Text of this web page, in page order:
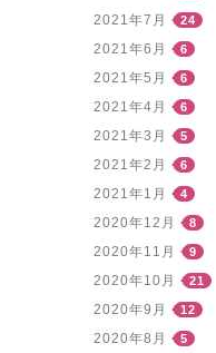
2021年7月 24
2021年6月 6
2021年5月 6
2021年4月 6
2021年3月 5
2021年2月 6
2021年1月 4
2020年12月 8
2020年11月 9
2020年10月 21
2020年9月 12
2020年8月 5